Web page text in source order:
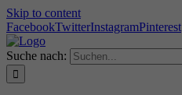
Skip to content
FacebookTwitterInstagramPinterest
Suche nach: